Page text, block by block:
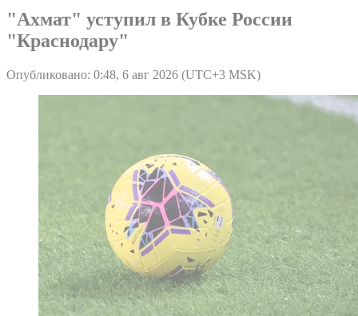
"Ахмат" уступил в Кубке России
"Краснодару"
Опубликовано: 0:48, 6 авг 2026 (UTC+3 MSK)